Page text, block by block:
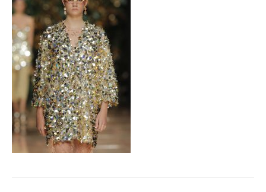
Marketing de influencia
Equipo
CLIENTES
BLOG
CONTACTO